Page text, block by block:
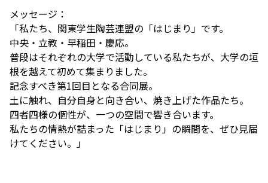
メッセージ：
「私たち、関東学生陶芸連盟の「はじまり」です。
中央・立教・早稲田・慶応。
普段はそれぞれの大学で活動している私たちが、 大学の垣
根を越えて初めて集まりました。
記念すべき第1回目となる合同展。
土に触れ、自分自身と向き合い、焼き上げた作品たち。
四者四様の個性が、一つの空間で響き合います。
私たちの情熱が詰まった「はじまり」の瞬間を、 ぜひ見届
けてください。」